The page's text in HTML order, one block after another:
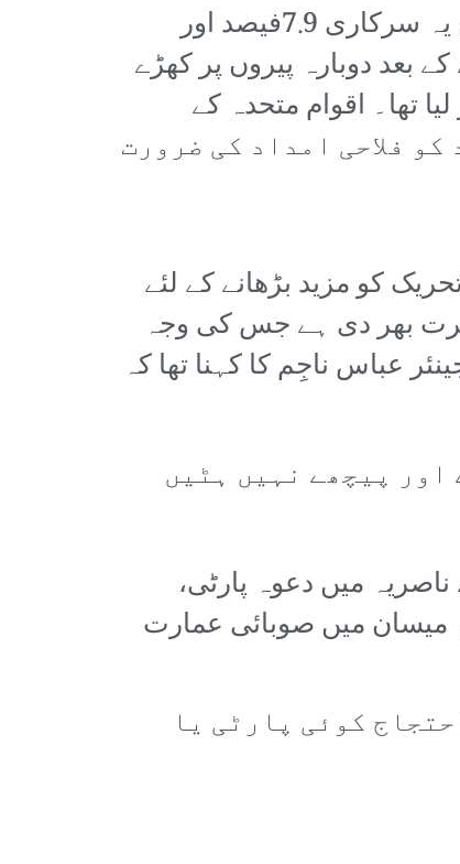
اگرچہ بیروزگاری کے اعدادوشمار کبھی بھی ایمانداری سے پیش نہیں کئے گئے لیکن یہ سرکاری 7.9فیصد اور
کے بعد دوبارہ پیروں پر کھڑے
قبضہ کر لیا تھا۔ اقوام متحدہ کے
بھی داخلی مہاجرین ہیں جبکہ 67 لاکھ افراد کو فلاحی امداد کی ضرورت
کو مزید بڑھانے کے لئے
بھر دی ہے جس کی وجہ
ہو گیا ہے۔ ایک 43 سالہ بیروزگار انجینئر عباس ناجِم کا کہنا تھا کہ
پیچھے نہیں ہٹیں
میں دعوہ پارٹی،
میسان میں صوبائی عمارت
کوئی پارٹی یا